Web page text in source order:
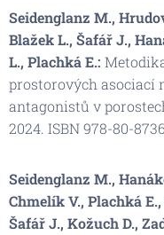
Seidenglanz M.,
Blažek L., Šafář J.,
L., Plachká E.:
prostorových asociací
antagonistů v
2024. ISBN 978-80-
Seidenglanz M.,
Chmelík V., Plachká
Šafář J., Kožuch D.,